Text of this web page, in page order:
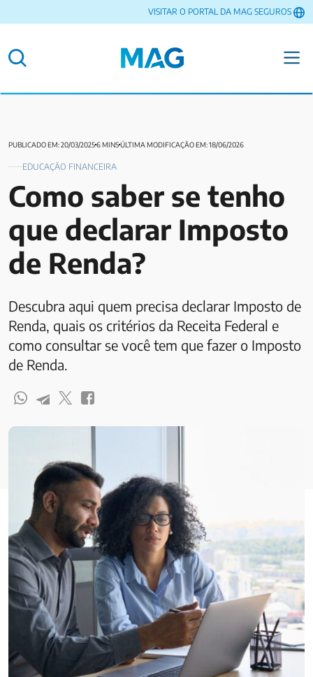
VISITAR O PORTAL DA MAG SEGUROS
PUBLICADO EM: 20/03/20256 MINSÚLTIMA MODIFICAÇÃO EM: 18/06/2026
EDUCAÇÃO FINANCEIRA
Como saber se tenho
que declarar Imposto
de Renda?
Descubra aqui quem precisa declarar Imposto de
Renda, quais os critérios da Receita Federal e
como consultar se você tem que fazer o Imposto
de Renda.